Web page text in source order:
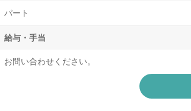
パート
給与・手当
お問い合わせください。